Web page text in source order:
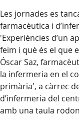
Les jornades es
farmacèutica i
'Experiències d’un
feim i què és el que
Óscar Saz,
la infermeria en el
primària', a càrrec
d’infermeria del
amb una taula